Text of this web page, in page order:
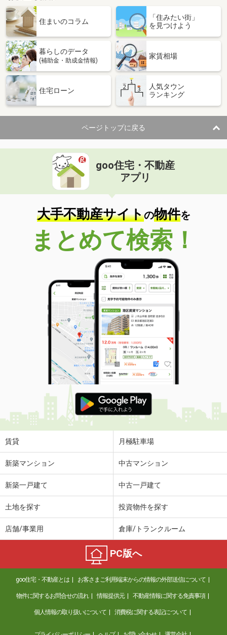
価 格
5.70万円
滋賀県近江八幡市鷹飼町
専有面積 58.34m²
間取り
滋賀県湖南市三雲
住 所
滋賀県湖南市三雲
専有面積 51m²
間取り
2LDK
滋賀県甲賀市水口町名坂
価 格
住 所
滋賀県甲賀市水口町名坂
専有面積 39.74m²
間取り
2DK
滋賀県大津市堅田１丁目
価 格
6.20万円
滋賀県大津市堅田１丁目
54.61m²
間取り
2LDK
滋賀県甲賀市甲賀町大原中
価 格
6.85万円
住 所
滋賀県甲賀市甲賀町大原中
専有面積 59.58m²
間取り
2LDK
滋賀県甲賀市甲賀町大原中
価 格
6.05万円
住 所
滋賀県甲賀市甲賀町大原中
専有面積
滋賀県大津市膳所１丁目
8.90万円
滋賀県大津市中庄１丁目
2.50万円
住 所
滋賀県大津市中庄１丁目
専有面積 18m²
間取り
1K
滋賀県栗東市目川
住まいのコラム
「住みたい街」
を見つけよう
暮らしのデータ
(補助金・助成金情報)
家賃相場
住宅ローン
人気タウン
ランキング
ページトップに戻る
goo住宅・不動産
アプリ
大手不動産サイトの物件を
まとめて検索！
賃貸 月極駐車場
新築マンション 中古マンション
新築一戸建て 中古一戸建て
土地を探す 投資物件を探す
店舗/事業用 倉庫/トランクルーム
PC版へ
goo住宅・不動産とは お客さまご利用端末からの情報の外部送信について
物件に関するお問合せの流れ 情報提供元 不動産情報に関する免責事項
個人情報の取り扱いについて 消費税に関する表記について